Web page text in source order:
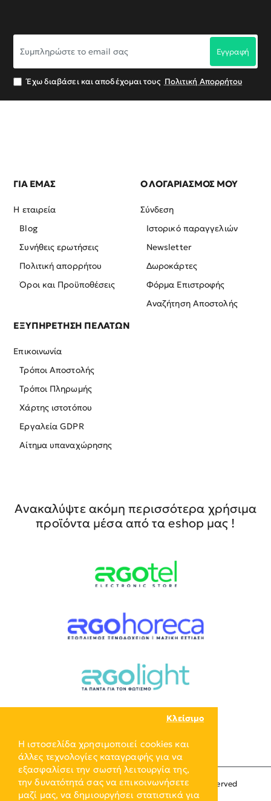
Η ιστοσελίδα χρησιμοποιεί cookies και
άλλες τεχνολογίες καταγραφής για να
εξασφαλίσει την σωστή λειτουργία της,
την δυνατότητά σας να επικοινωνήσετε
μαζί μας, να δημιουργήσει στατιστικά για
Κλείσιμο
το
σας
Εγγραφή
Έχω διαβάσει και αποδέχομαι τους Πολιτική Απορρήτου
ΓΙΑ ΕΜΑΣ
Η εταιρεία
Blog
Συνήθεις ερωτήσεις
Πολιτική απορρήτου
Όροι και Προϋποθέσεις
Ο ΛΟΓΑΡΙΑΣΜΟΣ ΜΟΥ
Σύνδεση
Ιστορικό παραγγελιών
Newsletter
Δωροκάρτες
Φόρμα Επιστροφής
Αναζήτηση Αποστολής
ΕΞΥΠΗΡΕΤΗΣΗ ΠΕΛΑΤΩΝ
Επικοινωνία
Τρόποι Αποστολής
Τρόποι Πληρωμής
Χάρτης ιστοτόπου
Εργαλεία GDPR
Αίτημα υπαναχώρησης
Ανακαλύψτε ακόμη περισσότερα χρήσιμα
προϊόντα μέσα από τα eshop μας !
Copyright © 2024, ERGO-GROUP, All Rights Reserved